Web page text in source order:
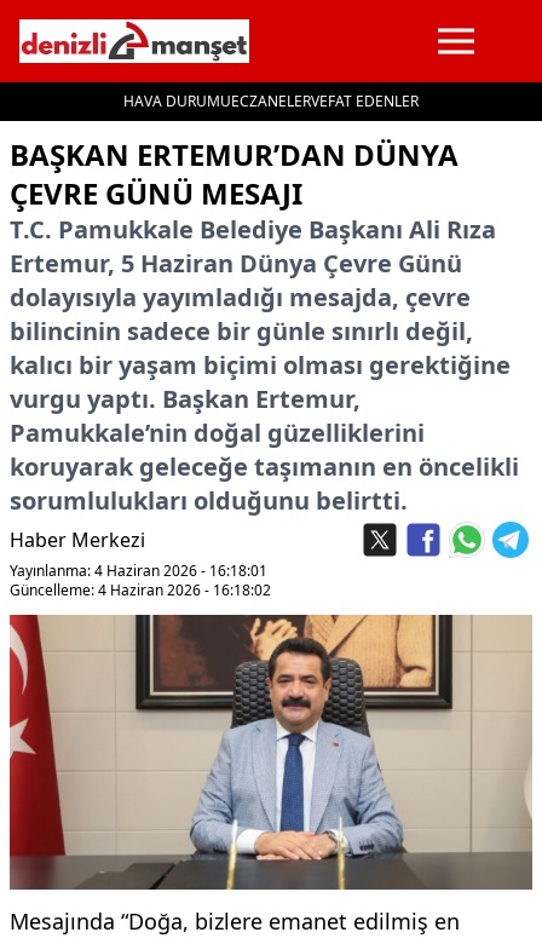
HAVA DURUMUECZANELERVEFAT EDENLER
BAŞKAN ERTEMUR’DAN DÜNYA
ÇEVRE GÜNÜ MESAJI
T.C. Pamukkale Belediye Başkanı Ali Rıza
Ertemur, 5 Haziran Dünya Çevre Günü
dolayısıyla yayımladığı mesajda, çevre
bilincinin sadece bir günle sınırlı değil,
kalıcı bir yaşam biçimi olması gerektiğine
vurgu yaptı. Başkan Ertemur,
Pamukkale’nin doğal güzelliklerini
koruyarak geleceğe taşımanın en öncelikli
sorumlulukları olduğunu belirtti.
Haber Merkezi
Yayınlanma: 4 Haziran 2026 - 16:18:01
Güncelleme: 4 Haziran 2026 - 16:18:02
Mesajında “Doğa, bizlere emanet edilmiş en